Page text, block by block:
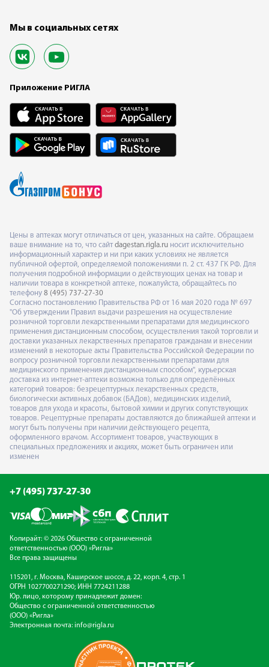
Мы в социальных сетях
Приложение РИГЛА
Цены в аптеках могут отличаться от цен, указанных на сайте. Обращаем
ваше внимание на то, что сайт dagestan.rigla.ru носит исключительно
информационный характер и ни при каких условиях не является
публичной офертой, определяемой положениями п. 2 ст. 437 ГК РФ. Для
получения подробной информации о действующих ценах на товар и
наличии товара в конкретной аптеке, пожалуйста, обращайтесь по
телефону 8 (495) 737-27-30
Согласно постановлению Правительства РФ от 16 мая 2020 года № 697
"Об утверждении Правил выдачи разрешения на осуществление
розничной торговли лекарственными препаратами для медицинского
применения дистанционным способом, осуществления такой торговли и
доставки указанных лекарственных препаратов гражданам и внесении
изменений в некоторые акты Правительства Российской Федерации по
вопросу розничной торговли лекарственными препаратами для
медицинского применения дистанционным способом", курьерская
доставка из интернет-аптеки возможна только для определённых
категорий товаров: безрецептурных лекарственных средств,
биологически активных добавок (БАДов), медицинских изделий,
товаров для ухода и красоты, бытовой химии и других сопутствующих
товаров. Рецептурные препараты доставляются до ближайшей аптеки и
могут быть получены при наличии действующего рецепта,
оформленного врачом. Ассортимент товаров, участвующих в
специальных предложениях и акциях, может быть ограничен или
изменен
+7 (495) 737-27-30
Копирайт: © 2026 Общество с ограниченной
ответственностью (ООО) «Ригла»
Все права защищены
115201, г. Москва, Каширское шоссе, д. 22, корп. 4, стр. 1
ОГРН 1027700271290; ИНН 7724211288
Юр. лицо, которому принадлежит домен:
Общество с ограниченной ответственностью
(ООО) «Ригла»
Электронная почта: info@rigla.ru